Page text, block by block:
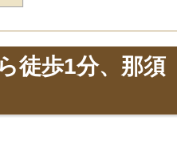
徒歩1分、那須